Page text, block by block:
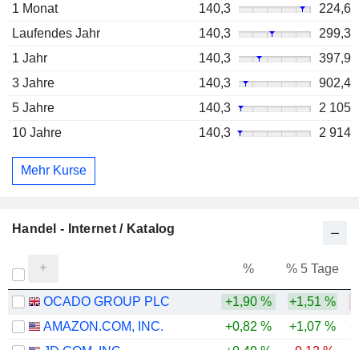
1 Monat
140,3
224,6
Laufendes Jahr
140,3
299,3
1 Jahr
140,3
397,9
3 Jahre
140,3
902,4
5 Jahre
140,3
2 105
10 Jahre
140,3 2 914
Mehr Kurse
Handel - Internet / Katalog
% % 5 Tage
OCADO GROUP PLC +1,90 % +1,51 %
AMAZON.COM, INC.
+0,82 % +1,07 %